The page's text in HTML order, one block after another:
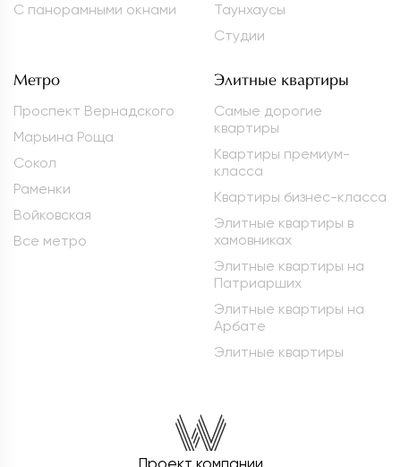
С панорамными окнами
Таунхаусы
Студии
Метро
Проспект Вернадского
Марьина Роща
Сокол
Раменки
Войковская
Все метро
Элитные квартиры
Самые дорогие
квартиры
Квартиры премиум-
класса
Квартиры бизнес-класса
Элитные квартиры в
хамовниках
Элитные квартиры на
Патриарших
Элитные квартиры на
Арбате
Элитные квартиры